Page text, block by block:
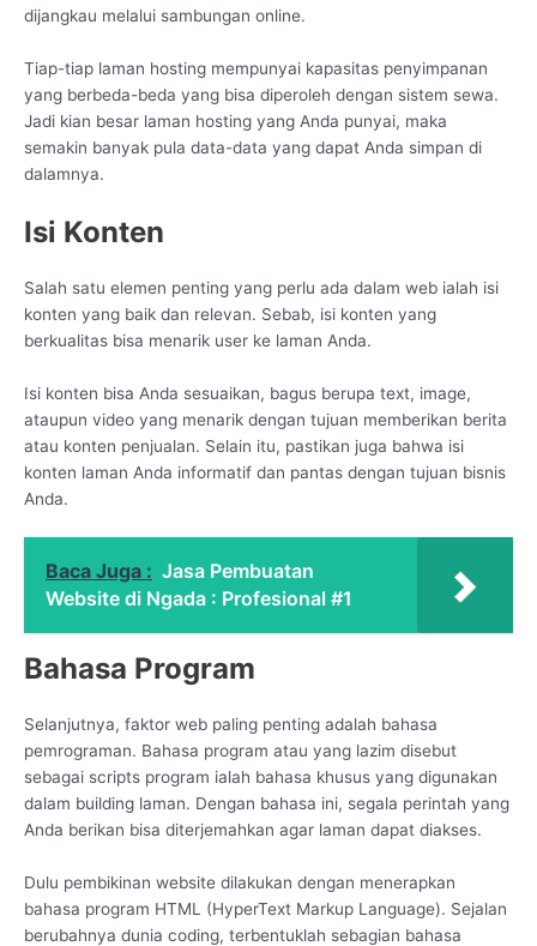
dijangkau melalui sambungan online.
Tiap-tiap laman hosting mempunyai kapasitas penyimpanan
yang berbeda-beda yang bisa diperoleh dengan sistem sewa.
Jadi kian besar laman hosting yang Anda punyai, maka
semakin banyak pula data-data yang dapat Anda simpan di
dalamnya.
Isi Konten
Salah satu elemen penting yang perlu ada dalam web ialah isi
konten yang baik dan relevan. Sebab, isi konten yang
berkualitas bisa menarik user ke laman Anda.
Isi konten bisa Anda sesuaikan, bagus berupa text, image,
ataupun video yang menarik dengan tujuan memberikan berita
atau konten penjualan. Selain itu, pastikan juga bahwa isi
konten laman Anda informatif dan pantas dengan tujuan bisnis
Anda.
Baca Juga : Jasa Pembuatan
Website di Ngada : Profesional #1
Bahasa Program
Selanjutnya, faktor web paling penting adalah bahasa
pemrograman. Bahasa program atau yang lazim disebut
sebagai scripts program ialah bahasa khusus yang digunakan
dalam building laman. Dengan bahasa ini, segala perintah yang
Anda berikan bisa diterjemahkan agar laman dapat diakses.
Dulu pembikinan website dilakukan dengan menerapkan
bahasa program HTML (HyperText Markup Language). Sejalan
berubahnya dunia coding, terbentuklah sebagian bahasa